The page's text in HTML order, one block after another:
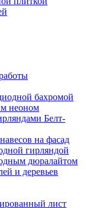
бахромой
неоном
Белт-
на фасад
гирляндой
дюралайтом
и деревьев
лист